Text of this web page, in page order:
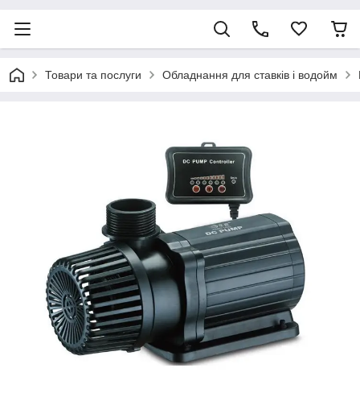
Товари та послуги Обладнання для ставків і водойм